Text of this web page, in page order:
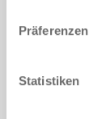
Präferenzen
Statistiken